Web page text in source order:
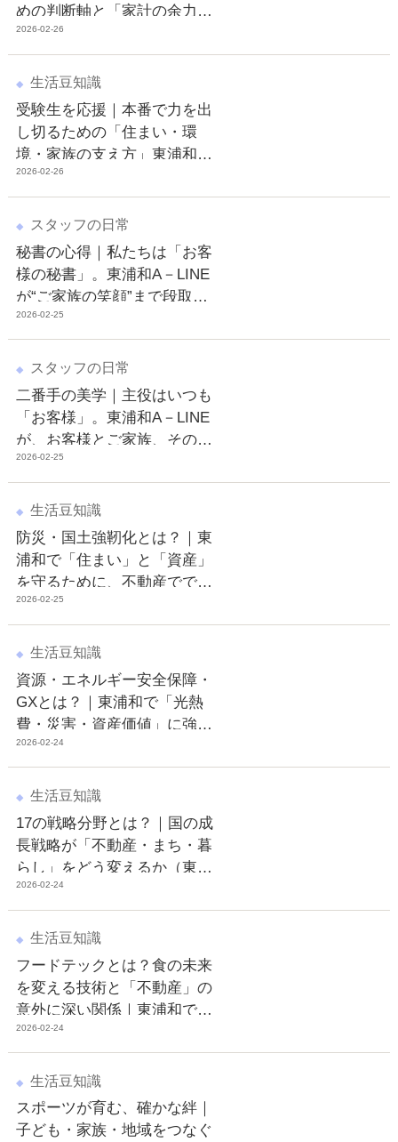
めの判断軸と「家計の余力」
を残す考え方
2026-02-26
生活豆知識
受験生を応援｜本番で力を出
し切るための「住まい・環
境・家族の支え方」東浦和A
－LINEのエール
2026-02-26
スタッフの日常
秘書の心得｜私たちは「お客
様の秘書」。東浦和A－LINE
が“ご家族の笑顔”まで段取り
する理由
2026-02-25
スタッフの日常
二番手の美学｜主役はいつも
「お客様」。東浦和A－LINE
が、お客様とご家族、その先
の笑顔に寄りそう理由
2026-02-25
生活豆知識
防災・国土強靭化とは？｜東
浦和で「住まい」と「資産」
を守るために、不動産ででき
る現実的な備え
2026-02-25
生活豆知識
資源・エネルギー安全保障・
GXとは？｜東浦和で「光熱
費・災害・資産価値」に強い
住まいを選ぶ不動産の考え方
2026-02-24
生活豆知識
17の戦略分野とは？｜国の成
長戦略が「不動産・まち・暮
らし」をどう変えるか（東浦
和の視点で解説）
2026-02-24
生活豆知識
フードテックとは？食の未来
を変える技術と「不動産」の
意外に深い関係｜東浦和でで
きる準備
2026-02-24
生活豆知識
スポーツが育む、確かな絆｜
子ども・家族・地域をつなぐ